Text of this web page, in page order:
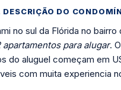
DO
no sul da Flórida no
apartamentos para alugar.
do aluguel começam em
com muita experiencia